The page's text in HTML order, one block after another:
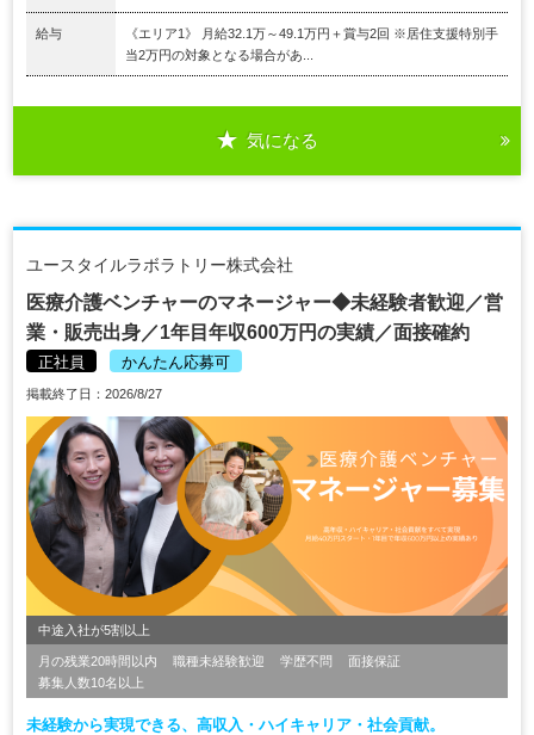
給与
《エリア1》 月給32.1万～49.1万円＋賞与2回 ※居住支援特別手
当2万円の対象となる場合があ...
気になる
ユースタイルラボラトリー株式会社
医療介護ベンチャーのマネージャー◆未経験者歓迎／営
業・販売出身／1年目年収600万円の実績／面接確約
正社員 かんたん応募可
掲載終了日：2026/8/27
中途入社が5割以上
月の残業20時間以内 職種未経験歓迎 学歴不問
面接保証
募集人数10名以上
未経験から実現できる、高収入・ハイキャリア・社会貢献。